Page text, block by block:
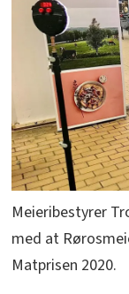
Meieribestyrer
med at
Matprisen 2020.